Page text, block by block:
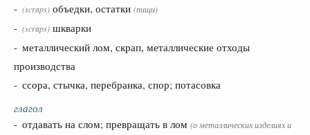
- (scraps) объедки, остатки (пищи)
- (scraps) шкварки
- металлический лом, скрап, металлические отходы
производства
- ссора, стычка, перебранка, спор; потасовка
глагол
- отдавать на слом; превращать в лом (о металлических изделиях и